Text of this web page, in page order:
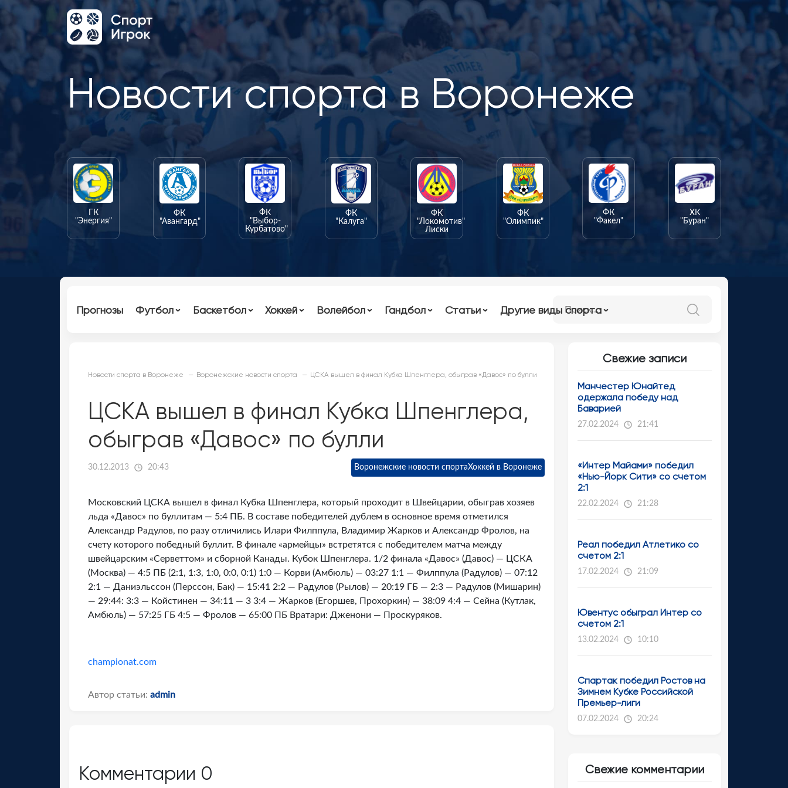
Новости спорта в Воронеже
ГК
"Энергия"
ФК
"Авангард"
ФК
"Выбор-
Курбатово"
ФК
"Калуга"
ФК
"Локомотив"
Лиски
ФК
"Олимпик"
ФК
"Факел"
ХК
"Буран"
Прогнозы Футбол Баскетбол Хоккей Волейбол Гандбол Статьи Другие виды спорта
Новости спорта в Воронеже Воронежские новости спорта ЦСКА вышел в финал Кубка Шпенглера, обыграв «Давос» по булли
ЦСКА вышел в финал Кубка Шпенглера,
обыграв «Давос» по булли
30.12.2013 20:43 Воронежские новости спортаХоккей в Воронеже
Московский ЦСКА вышел в финал Кубка Шпенглера, который проходит в Швейцарии, обыграв хозяев
льда «Давос» по буллитам — 5:4 ПБ. В составе победителей дублем в основное время отметился
Александр Радулов, по разу отличились Илари Филппула, Владимир Жарков и Александр Фролов, на
счету которого победный буллит. В финале «армейцы» встретятся с победителем матча между
швейцарским «Серветтом» и сборной Канады. Кубок Шпенглера. 1/2 финала «Давос» (Давос) — ЦСКА
(Москва) — 4:5 ПБ (2:1, 1:3, 1:0, 0:0, 0:1) 1:0 — Корви (Амбюль) — 03:27 1:1 — Филппула (Радулов) — 07:12
2:1 — Даниэльссон (Перссон, Бак) — 15:41 2:2 — Радулов (Рылов) — 20:19 ГБ — 2:3 — Радулов (Мишарин)
— 29:44: 3:3 — Койстинен — 34:11 — 3 3:4 — Жарков (Егоршев, Прохоркин) — 38:09 4:4 — Сейна (Кутлак,
Амбюль) — 57:25 ГБ 4:5 — Фролов — 65:00 ПБ Вратари: Дженони — Проскуряков.
championat.com
Автор статьи: admin
Комментарии 0
Свежие записи
Манчестер Юнайтед
одержала победу над
Баварией
27.02.2024 21:41
«Интер Майами» победил
«Нью-Йорк Сити» со счетом
2:1
22.02.2024 21:28
Реал победил Атлетико со
счетом 2:1
17.02.2024 21:09
Ювентус обыграл Интер со
счетом 2:1
13.02.2024 10:10
Спартак победил Ростов на
Зимнем Кубке Российской
Премьер-лиги
07.02.2024 20:24
Свежие комментарии